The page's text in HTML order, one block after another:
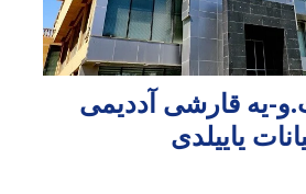
یه قارشی آددیمی
یاییلدی